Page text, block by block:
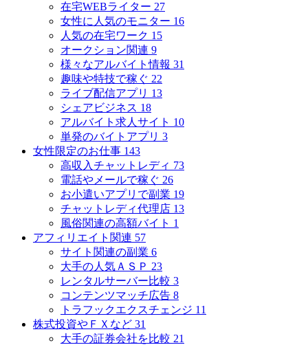
在宅WEBライター 27
女性に人気のモニター 16
人気の在宅ワーク 15
オークション関連 9
様々なアルバイト情報 31
趣味や特技で稼ぐ 22
ライブ配信アプリ 13
シェアビジネス 18
アルバイト求人サイト 10
単発のバイトアプリ 3
女性限定のお仕事 143
高収入チャットレディ 73
電話やメールで稼ぐ 26
お小遣いアプリで副業 19
チャットレディ代理店 13
風俗関連の高額バイト 1
アフィリエイト関連 57
サイト関連の副業 6
大手の人気ＡＳＰ 23
レンタルサーバー比較 3
コンテンツマッチ広告 8
トラフックエクスチェンジ 11
株式投資やＦＸなど 31
大手の証券会社を比較 21